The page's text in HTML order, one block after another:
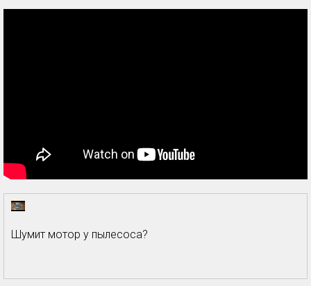
Шумит мотор у пылесоса?